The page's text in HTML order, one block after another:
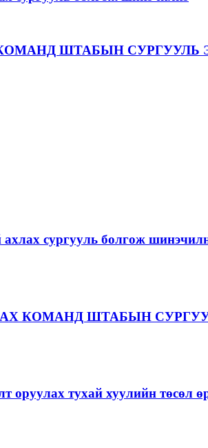
ШТАБЫН СУРГУУЛЬ
ахлах сургууль болгож
КОМАНД ШТАБЫН
оруулах тухай хуулийн төсөл